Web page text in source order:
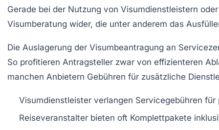
Gerade bei der Nutzung von Visumdienstleistern
Visumberatung wider, die unter anderem das
Die Auslagerung der Visumbeantragung an
So profitieren Antragsteller zwar von effizienteren
manchen Anbietern Gebühren für zusätzliche
Visumdienstleister verlangen Servicegebühren
Reiseveranstalter bieten oft Komplettpakete